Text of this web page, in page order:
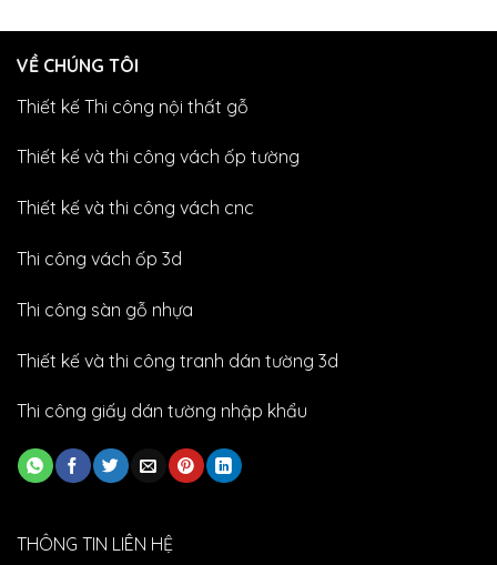
VỀ CHÚNG TÔI
Thiết kế Thi công nội thất gỗ
Thiết kế và thi công vách ốp tường
Thiết kế và thi công vách cnc
Thi công vách ốp 3d
Thi công sàn gỗ nhựa
Thiết kế và thi công tranh dán tường 3d
Thi công giấy dán tường nhập khẩu
THÔNG TIN LIÊN HỆ